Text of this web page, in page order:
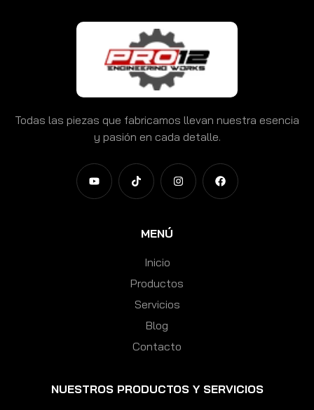
Todas las piezas que fabricamos llevan nuestra esencia
y pasión en cada detalle.
MENÚ
Inicio
Productos
Servicios
Blog
Contacto
NUESTROS PRODUCTOS Y SERVICIOS